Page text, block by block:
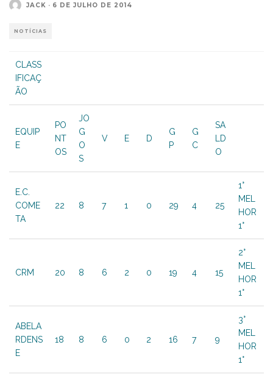
JACK · 6 DE JULHO DE 2014
NOTÍCIAS
CLASS
IFICAÇ
ÃO
EQUIP
E
PO
NT
OS
JO
G
O
S
V E D
G
P
G
C
SA
LD
O
E.C.
COME
TA
22 8 7 1 0 29 4 25
1°
MEL
HOR
1°
CRM 20 8 6 2 0 19 4 15
2°
MEL
HOR
1°
ABELA
RDENS
E
18 8 6 0 2 16 7 9
3°
MEL
HOR
1°